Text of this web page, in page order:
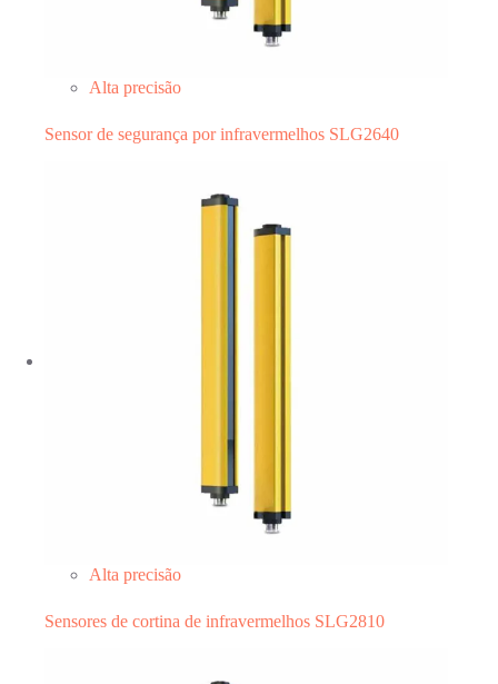
Alta precisão
Sensor de segurança por infravermelhos SLG2640
Alta precisão
Sensores de cortina de infravermelhos SLG2810